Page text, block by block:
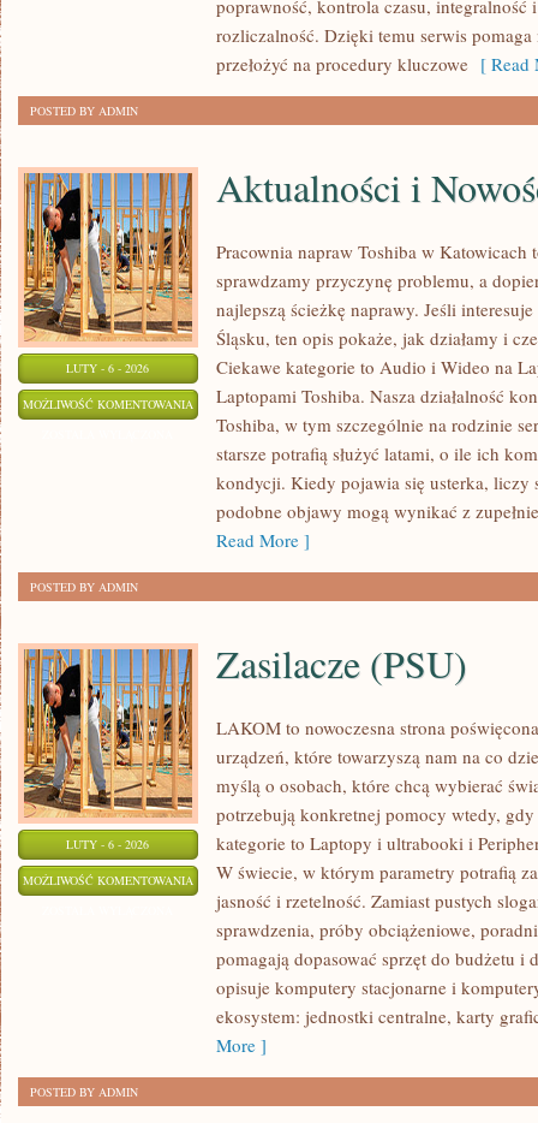
poprawność, kontrola czasu, integralność
rozliczalność. Dzięki temu serwis
przełożyć na procedury kluczowe [ Read
POSTED BY ADMIN
LUTY - 6 - 2026
MOŻLIWOŚĆ KOMENTOWANIA AKTUALNOŚCI
NOWOŚCI
TOSHIBA
Aktualności i
Pracownia napraw Toshiba w
sprawdzamy przyczynę problemu, a
najlepszą ścieżkę naprawy. Jeśli
Śląsku, ten opis pokaże, jak działamy i
Ciekawe kategorie to Audio i Wideo na
Laptopami Toshiba. Nasza działalność
Toshiba, w tym szczególnie na rodzinie
starsze potrafią służyć latami, o ile ich
kondycji. Kiedy pojawia się usterka, liczy
podobne objawy mogą wynikać z
Read More ]
POSTED BY ADMIN
LUTY - 6 - 2026
MOŻLIWOŚĆ KOMENTOWANIA ZASILACZE
(PSU)
Zasilacze (PSU)
LAKOM to nowoczesna strona
urządzeń, które towarzyszą nam na co
myślą o osobach, które chcą wybierać
potrzebują konkretnej pomocy wtedy,
kategorie to Laptopy i ultrabooki i
W świecie, w którym parametry potrafią
jasność i rzetelność. Zamiast pustych
sprawdzenia, próby obciążeniowe,
pomagają dopasować sprzęt do budżetu
opisuje komputery stacjonarne i
ekosystem: jednostki centralne, karty
More ]
POSTED BY ADMIN